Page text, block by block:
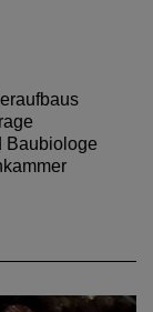
Baubiologe